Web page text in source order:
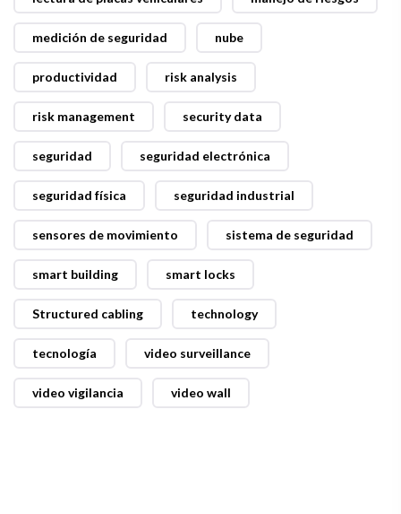
medición de seguridad nube
productividad risk analysis
risk management security data
seguridad seguridad electrónica
seguridad física seguridad industrial
sensores de movimiento sistema de seguridad
smart building smart locks
Structured cabling technology
tecnología video surveillance
video vigilancia video wall